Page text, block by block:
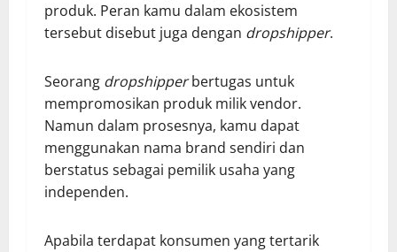
produk. Peran kamu dalam ekosistem
tersebut disebut juga dengan dropshipper.
Seorang dropshipperbertugas untuk
mempromosikan produk milik vendor.
Namun dalam prosesnya, kamu dapat
menggunakan nama brand sendiri dan
berstatus sebagai pemilik usaha yang
independen.
Apabila terdapat konsumen yang tertarik